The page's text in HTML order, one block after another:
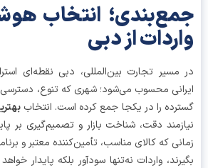
انتخاب
از دبی
تجارت بین‌المللی، دبی نقطه‌ای استراتژیک
محسوب می‌شود؛ شهری که تنوع، دسترسی
را در یکجا جمع کرده است. انتخاببهترین
دقت، شناخت بازار و تصمیم‌گیری بر پایه
که کالای مناسب، تأمین‌کننده معتبر و برنامه
واردات نه‌تنها سودآور بلکه پایدار خواهد